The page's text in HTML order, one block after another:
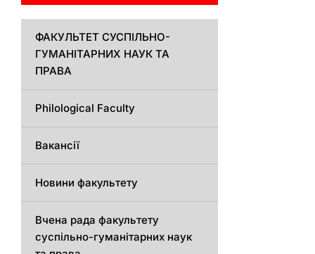
ФАКУЛЬТЕТ СУСПІЛЬНО-
ГУМАНІТАРНИХ НАУК ТА
ПРАВА
Philological Faculty
Вакансії
Новини факультету
Вчена рада факультету
суспільно-гуманітарних наук